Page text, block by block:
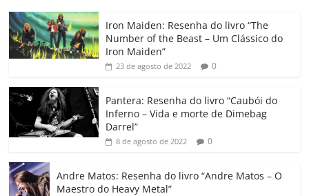
c
e
b
o
o
k
itt
er
at
s
A
p
e
dI
gl
e
Cl
a
ss
ro
o
p
y
Li
k
m
p
h
ar
Iron Maiden: Resenha do livro “The
Number of the Beast – Um Clássico do
Iron Maiden”
23 de agosto de 2022 0
Pantera: Resenha do livro “Caubói do
Inferno – Vida e morte de Dimebag
Darrel”
8 de agosto de 2022 0
Andre Matos: Resenha do livro “Andre Matos – O
Maestro do Heavy Metal”